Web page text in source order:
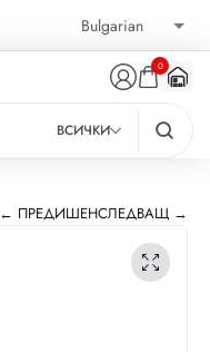
0
ВСИЧКИ
← ПРЕДИШЕНСЛЕДВАЩ →